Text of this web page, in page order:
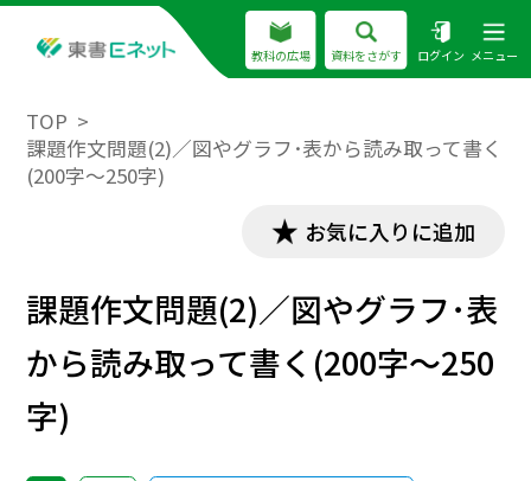
教科の広場 資料をさがす ログイン メニュー
TOP
課題作文問題(2)／図やグラフ･表から読み取って書く
(200字～250字)
お気に入りに追加
課題作文問題(2)／図やグラフ･表
から読み取って書く(200字～250
字)